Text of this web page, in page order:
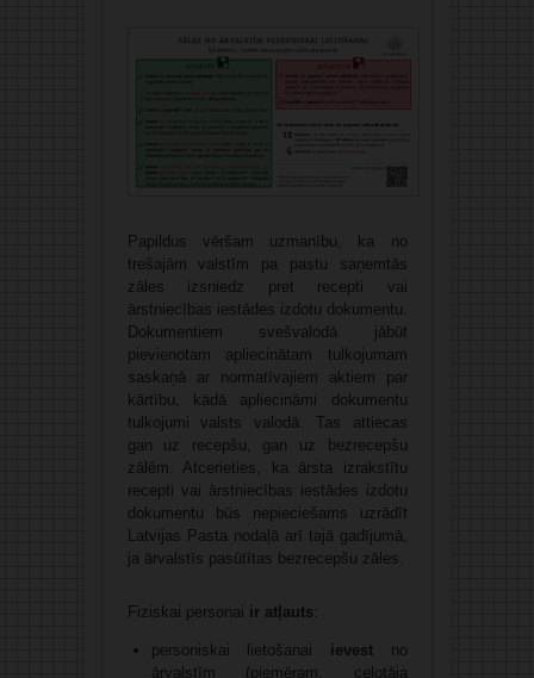
Papildus vēršam uzmanību, ka no
trešajām valstīm pa pastu saņemtās
zāles izsniedz pret recepti vai
ārstniecības iestādes izdotu dokumentu.
Dokumentiem svešvalodā jābūt
pievienotam apliecinātam tulkojumam
saskaņā ar normatīvajiem aktiem par
kārtību, kādā apliecināmi dokumentu
tulkojumi valsts valodā. Tas attiecas
gan uz recepšu, gan uz bezrecepšu
zālēm. Atcerieties, ka ārsta izrakstītu
recepti vai ārstniecības iestādes izdotu
dokumentu būs nepieciešams uzrādīt
Latvijas Pasta nodaļā arī tajā gadījumā,
ja ārvalstīs pasūtītas bezrecepšu zāles.
Fiziskai personai ir atļauts:
personiskai lietošanai ievestno
ārvalstīm (piemēram, ceļotāja